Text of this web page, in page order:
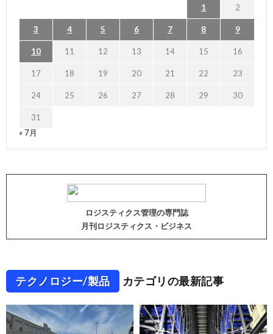
1 2
3 4 5 6 7 8 9
10 11 12 13 14 15 16
17 18 19 20 21 22 23
24 25 26 27 28 29 30
31
« 7月
ロジスティクス管理の専門誌
月刊ロジスティクス・ビジネス
テクノロジー/製品 カテゴリの最新記事